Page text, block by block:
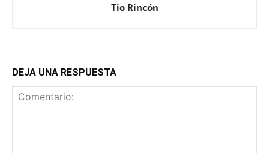
Tio Rincón
DEJA UNA RESPUESTA